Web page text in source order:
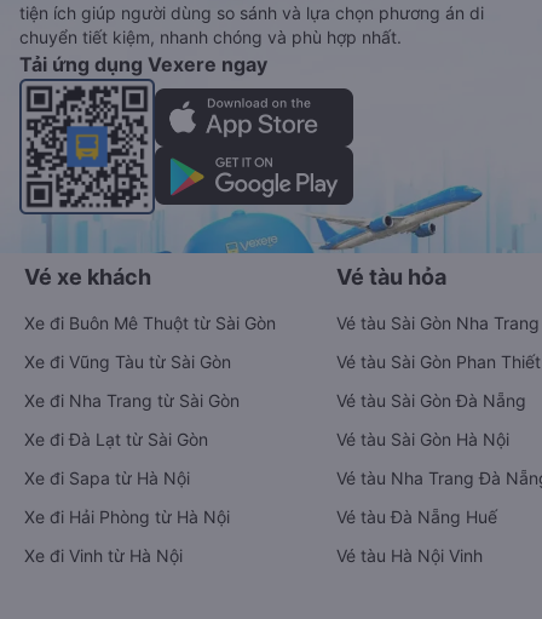
tiện ích giúp người dùng so sánh và lựa chọn phương án di
chuyển tiết kiệm, nhanh chóng và phù hợp nhất.
Tải ứng dụng Vexere ngay
Vé xe khách
Xe đi Buôn Mê Thuột từ Sài Gòn
Xe đi Vũng Tàu từ Sài Gòn
Xe đi Nha Trang từ Sài Gòn
Xe đi Đà Lạt từ Sài Gòn
Xe đi Sapa từ Hà Nội
Xe đi Hải Phòng từ Hà Nội
Xe đi Vinh từ Hà Nội
Vé tàu hỏa
Vé tàu Sài Gòn Nha Trang
Vé tàu Sài Gòn Phan Thiết
Vé tàu Sài Gòn Đà Nẵng
Vé tàu Sài Gòn Hà Nội
Vé tàu Nha Trang Đà
Vé tàu Đà Nẵng Huế
Vé tàu Hà Nội Vinh